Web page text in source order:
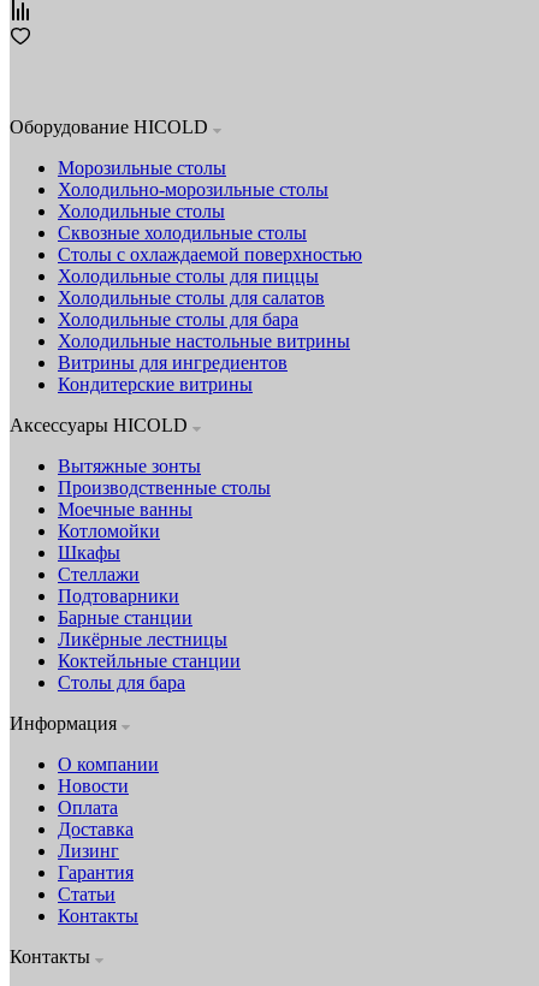
Оборудование HICOLD
Морозильные столы
Холодильно-морозильные столы
Холодильные столы
Сквозные холодильные столы
Столы с охлаждаемой поверхностью
Холодильные столы для пиццы
Холодильные столы для салатов
Холодильные столы для бара
Холодильные настольные витрины
Витрины для ингредиентов
Кондитерские витрины
Аксессуары HICOLD
Вытяжные зонты
Производственные столы
Моечные ванны
Котломойки
Шкафы
Стеллажи
Подтоварники
Барные станции
Ликёрные лестницы
Коктейльные станции
Столы для бара
Информация
О компании
Новости
Оплата
Доставка
Лизинг
Гарантия
Статьи
Контакты
Контакты